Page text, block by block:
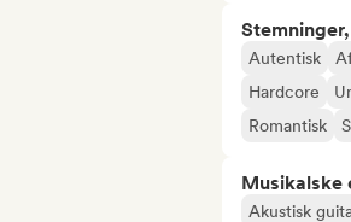
Autentisk
Hardcore
Romantisk
Musikalske
Akustisk